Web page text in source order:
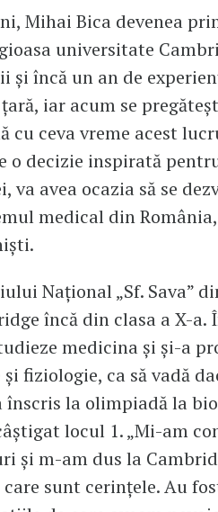
Mihai Bica devenea
universitate
și încă un an de
iar acum se
cu ceva vreme acest
o decizie inspirată
va avea ocazia să se
medical din
Național „Sf. Sava”
încă din clasa a X-a.
medicina și și-a
fiziologie, ca să vadă
înscris la olimpiadă la
locul 1. „Mi-am
și m-am dus la
care sunt cerințele. Au